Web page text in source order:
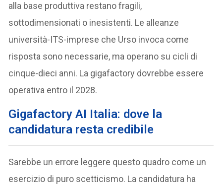
alla base produttiva restano fragili,
sottodimensionati o inesistenti. Le alleanze
università-ITS-imprese che Urso invoca come
risposta sono necessarie, ma operano su cicli di
cinque-dieci anni. La gigafactory dovrebbe essere
operativa entro il 2028.
Gigafactory AI Italia: dove la
candidatura resta credibile
Sarebbe un errore leggere questo quadro come un
esercizio di puro scetticismo. La candidatura ha